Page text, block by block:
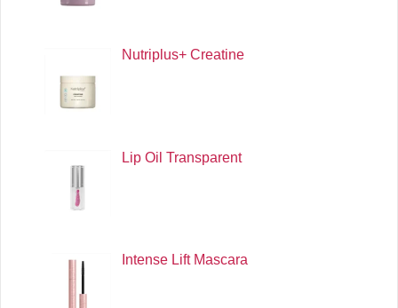
Nutriplus+ Creatine
Lip Oil Transparent
Intense Lift Mascara